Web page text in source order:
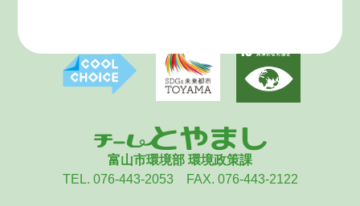
富山市環境部 環境政策課
TEL. 076-443-2053 FAX. 076-443-2122